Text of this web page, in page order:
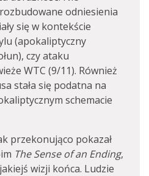
odniesienia
się w kontekście
(apokaliptyczny
czy ataku
WTC (9/11). Również
stała się podatna na
schemacie
przekonująco pokazał
The Sense of an Ending,
wizji końca. Ludzie